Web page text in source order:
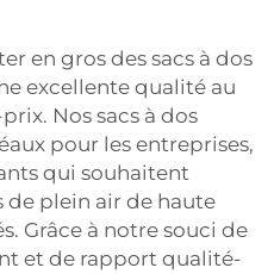
en gros des sacs à dos
excellente qualité au
Nos sacs à dos
pour les entreprises,
qui souhaitent
plein air de haute
Grâce à notre souci de
et de rapport qualité-